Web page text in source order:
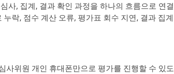
사, 집계, 결과 확인 과정을 하나의 흐름으로 연결
락, 점수 계산 오류, 평가표 회수 지연, 결과 집계
사위원 개인 휴대폰만으로 평가를 진행할 수 있도